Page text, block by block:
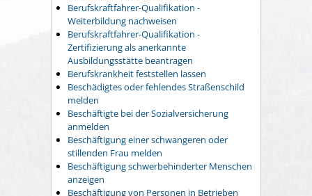
Berufskraftfahrer-Qualifikation -
Weiterbildung nachweisen
Berufskraftfahrer-Qualifikation -
Zertifizierung als anerkannte
Ausbildungsstätte beantragen
Berufskrankheit feststellen lassen
Beschädigtes oder fehlendes Straßenschild
melden
Beschäftigte bei der Sozialversicherung
anmelden
Beschäftigung einer schwangeren oder
stillenden Frau melden
Beschäftigung schwerbehinderter Menschen
anzeigen
Beschäftigung von Personen in Betrieben